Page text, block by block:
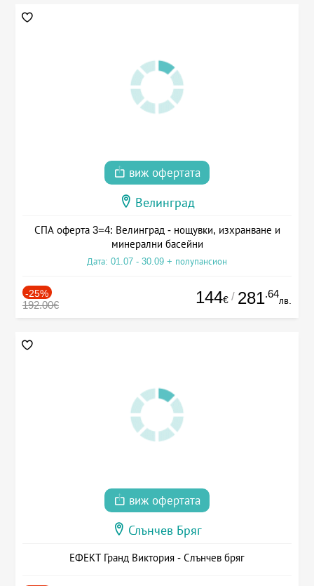
виж офертата
Велинград
СПА оферта 3=4: Велинград - нощувки, изхранване и
минерални басейни
Дата: 01.07 - 30.09 + полупансион
-25%
192.00€ 144€ / 281.64
лв.
виж офертата
Слънчев Бряг
ЕФЕКТ Гранд Виктория - Слънчев бряг